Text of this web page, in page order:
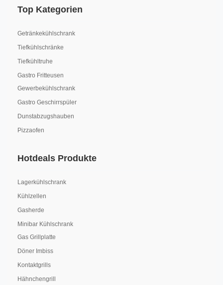
Top Kategorien
Getränkekühlschrank
Tiefkühlschränke
Tiefkühltruhe
Gastro Fritteusen
Gewerbekühlschrank
Gastro Geschirrspüler
Dunstabzugshauben
Pizzaofen
Hotdeals Produkte
Lagerkühlschrank
Kühlzellen
Gasherde
Minibar Kühlschrank
Gas Grillplatte
Döner Imbiss
Kontaktgrills
Hähnchengrill